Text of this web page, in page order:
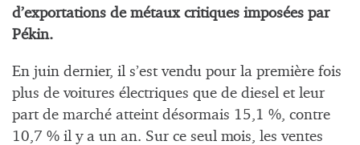
d’exportations de métaux critiques imposées par
Pékin.
En juin dernier, il s’est vendu pour la première fois
plus de voitures électriques que de diesel et leur
part de marché atteint désormais 15,1 %, contre
10,7 % il y a un an. Sur ce seul mois, les ventes